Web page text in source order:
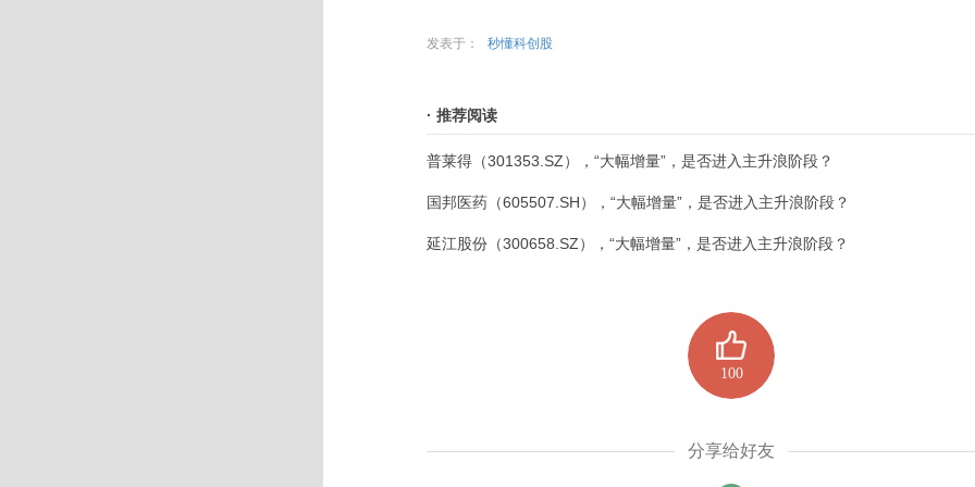
发表于： 秒懂科创股
· 推荐阅读
普莱得（301353.SZ），“大幅增量”，是否进入主升浪阶段？
国邦医药（605507.SH），“大幅增量”，是否进入主升浪阶段？
延江股份（300658.SZ），“大幅增量”，是否进入主升浪阶段？
100
分享给好友